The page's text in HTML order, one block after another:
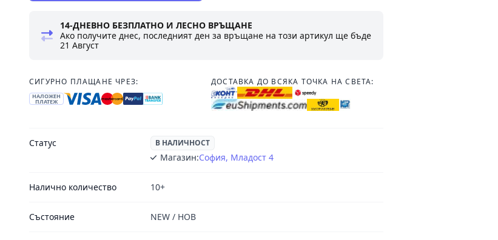
14-ДНЕВНО БЕЗПЛАТНО И ЛЕСНО ВРЪЩАНЕ
Ако получите днес, последният ден за връщане на този артикул ще бъде
21 Август
СИГУРНО ПЛАЩАНЕ ЧРЕЗ:
НАЛОЖЕН
ПЛАТЕЖ
ДОСТАВКА ДО ВСЯКА ТОЧКА НА СВЕТА:
Статус В НАЛИЧНОСТ
Магазин:София, Младост 4
Налично количество 10+
Състояние NEW / НОВ